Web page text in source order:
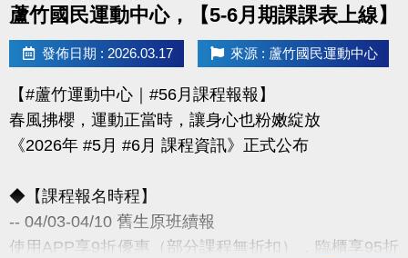
蘆竹國民運動中心，【5-6月期課課表上線】
發佈日期 : 2026.03.17 來源 : 蘆竹國民運動中心
【#蘆竹運動中心｜#56月課程報報】
春風拂櫻，運動正當時，讓身心也粉嫩綻放
《2026年 #5月 #6月 課程資訊》正式公布
◆【課程報名時程】
-- 04/03-04/10 舊生原班續報
使用APP享9折優惠（部分課程無折扣），臨櫃享95折